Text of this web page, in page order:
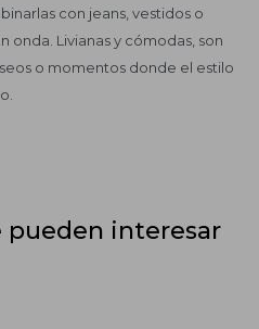
con jeans, vestidos o
onda. Livianas y cómodas, son
o momentos donde el estilo
pueden interesar